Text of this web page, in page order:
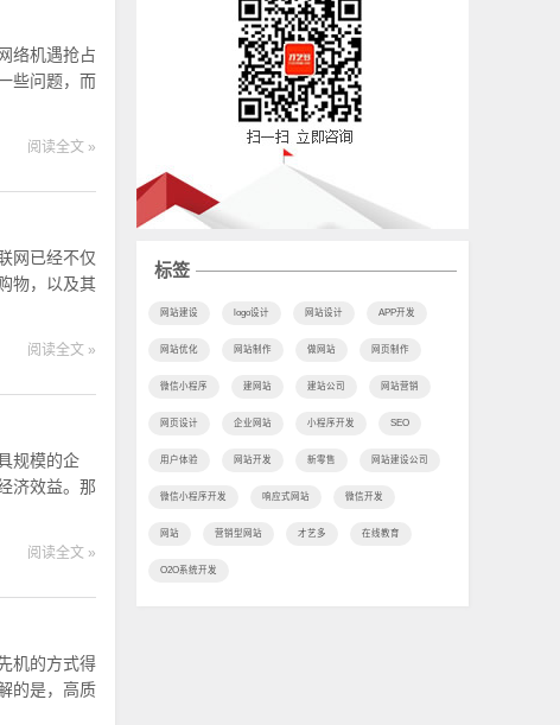
络机遇抢占
些问题，而
阅读全文 »
网已经不仅
物，以及其
阅读全文 »
规模的企
济效益。那
阅读全文 »
机的方式得
的是，高质
标签
网站建设 logo设计 网站设计 APP开发
网站优化 网站制作 做网站 网页制作
微信小程序 建网站 建站公司 网站营销
网页设计 企业网站 小程序开发 SEO
用户体验 网站开发 新零售 网站建设公司
微信小程序开发 响应式网站 微信开发
网站 营销型网站 才艺多 在线教育
O2O系统开发